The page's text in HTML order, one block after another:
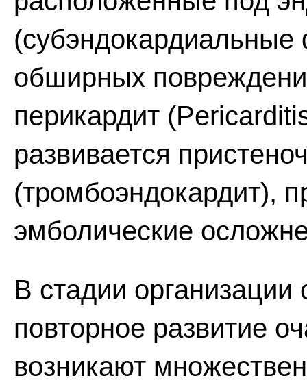
обширных
перикардит
развивается
(тромбоэндокардит),
эмболические
В стадии организации
повторное развитие
возникают